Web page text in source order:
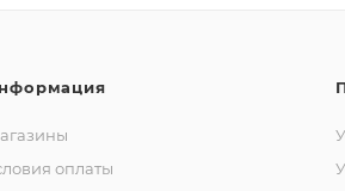
оплаты